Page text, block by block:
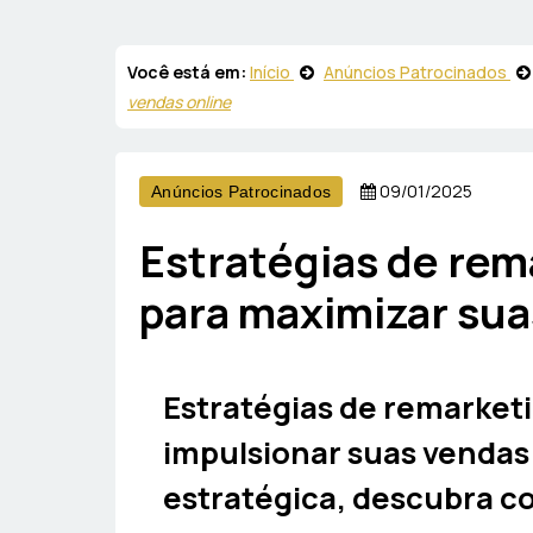
Você está em: Início
Anúncios Patrocinados
vendas online
Anúncios Patrocinados 09/01/2025
Estratégias de
para maximizar
Estratégias de
impulsionar suas
estratégica, descubra